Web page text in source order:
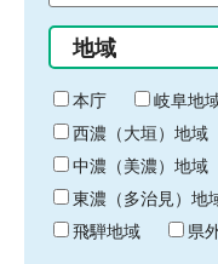
始
り
間
終
わ
り
地域
本庁
岐阜地
西濃（大垣）地域
中濃（美濃）地域
東濃（多治見）地
飛騨地域
県